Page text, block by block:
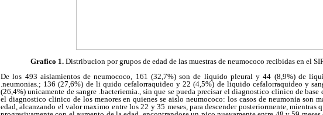
Grafico 1.Distribucion por grupos de edad de las muestras de neumococo recibidas en el
De los 493 aislamientos de neumococo, 161 (32,7%) son de liquido pleural y 44 (8,9%) de
.neumonias.; 136 (27,6%) de li quido cefalorraquideo y 22 (4,5%) de liquido cefalorraquideo y
(26,4%) unicamente de sangre .bacteriemia., sin que se pueda precisar el diagnostico clinico de base
el diagnostico clinico de los menores en quienes se aislo neumococo: los casos de neumonia son
edad, alcanzando el valor maximo entre los 22 y 35 meses, para descender posteriormente, mientras